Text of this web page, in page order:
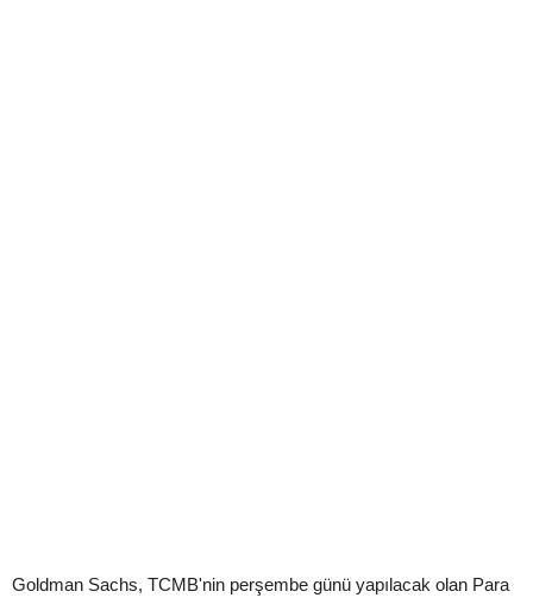
Goldman Sachs, TCMB'nin perşembe günü yapılacak olan Para